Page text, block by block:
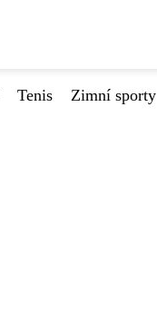
Tenis Zimní sporty